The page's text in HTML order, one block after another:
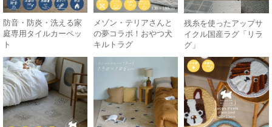
防音・防炎・洗える家
庭専用タイルカーペッ
ト
メゾン・テリアさんと
の夢コラボ！おやつ犬
キルトラグ
残糸を使ったアップサ
イクル国産ラグ「リラ
グ」